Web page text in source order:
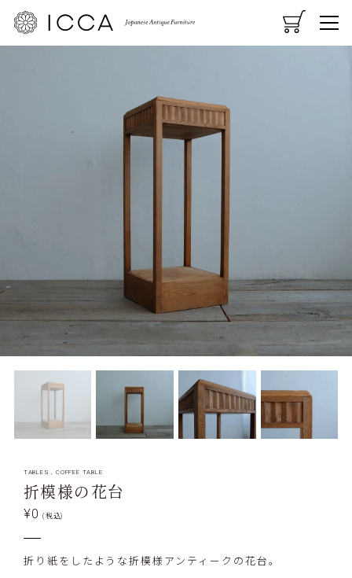
CART MENU
TABLES ,COFFEE TABLE
折模様の花台
¥0 (税込)
折り紙をしたような折模様アンティークの花台。